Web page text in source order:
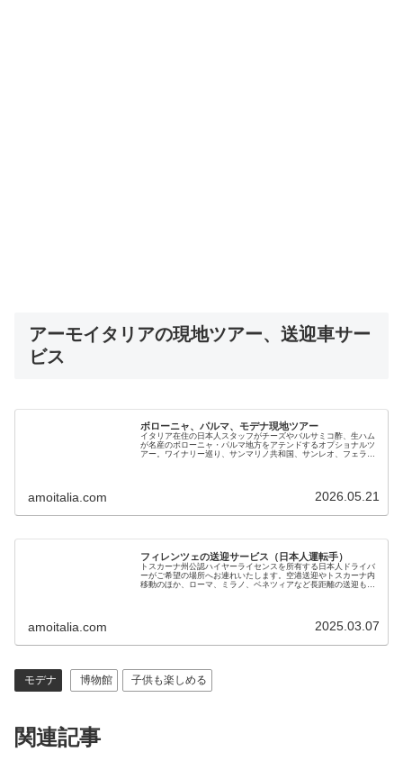
アーモイタリアの現地ツアー、送迎車サー
ビス
ボローニャ、パルマ、モデナ現地ツアー
イタリア在住の日本人スタッフがチーズやバルサミコ酢、生ハム
が名産のボローニャ・パルマ地方をアテンドするオプショナルツ
アー。ワイナリー巡り、サンマリノ共和国、サンレオ、フェラー
amoitalia.com 2026.05.21
フィレンツェの送迎サービス（日本人運転手）
トスカーナ州公認ハイヤーライセンスを所有する日本人ドライバ
ーがご希望の場所へお連れいたします。空港送迎やトスカーナ内
移動のほか、ローマ、ミラノ、ベネツィアなど長距離の送迎も可
amoitalia.com 2025.03.07
モデナ 博物館 子供も楽しめる
関連記事